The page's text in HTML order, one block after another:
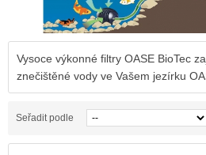
Vysoce výkonné filtry OASE BioTec
znečištěné vody ve Vašem jezírku
Seřadit podle